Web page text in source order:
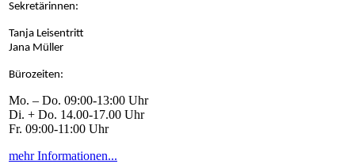
Sekretärinnen:
Tanja Leisentritt
Jana Müller
Bürozeiten:
Mo. – Do. 09:00-13:00 Uhr
Di. + Do. 14.00-17.00 Uhr
Fr. 09:00-11:00 Uhr
mehr Informationen...